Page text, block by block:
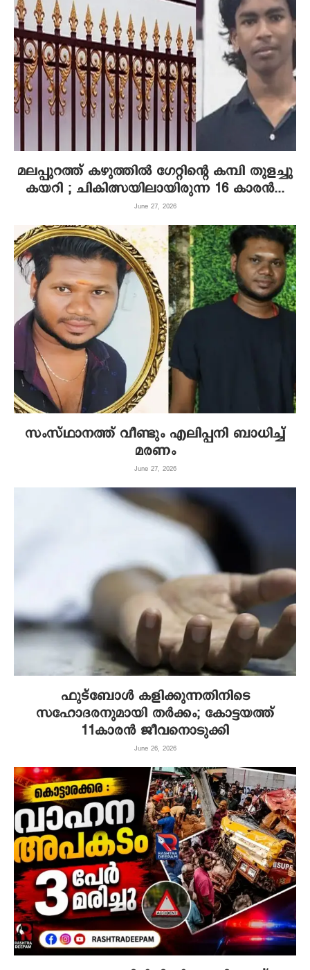
മലപ്പുറത്ത് കഴുത്തിൽ ഗേറ്റിന്റെ കമ്പി തുളച്ചു
കയറി ; ചികിത്സയിലായിരുന്ന 16 കാരൻ...
June 27, 2026
സംസ്ഥാനത്ത് വീണ്ടും എലിപ്പനി ബാധിച്ച്
മരണം
June 27, 2026
ഫുട്‌ബോള്‍ കളിക്കുന്നതിനിടെ
സഹോദരനുമായി തര്‍ക്കം; കോട്ടയത്ത്
11കാരന്‍ ജീവനൊടുക്കി
June 26, 2026